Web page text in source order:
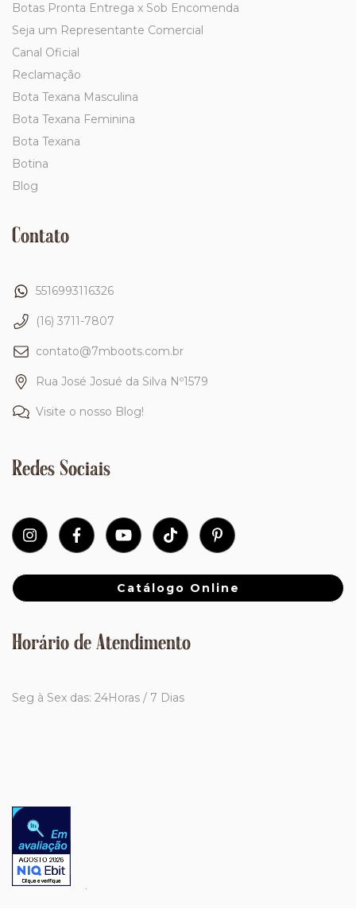
Botas Pronta Entrega x Sob Encomenda
Seja um Representante Comercial
Canal Oficial
Reclamação
Bota Texana Masculina
Bota Texana Feminina
Bota Texana
Botina
Blog
Contato
5516993116326
(16) 3711-7807
contato@7mboots.com.br
Rua José Josué da Silva Nº1579
Visite o nosso Blog!
Redes Sociais
Catálogo Online
Horário de Atendimento
Seg à Sex das: 24Horas / 7 Dias